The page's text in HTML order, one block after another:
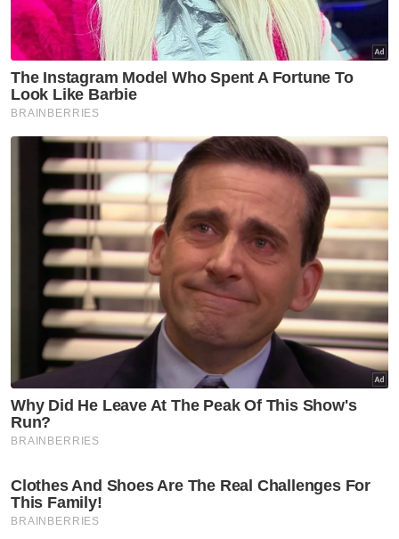
Nasional
SOP lapangan terbang wajar
diselaras semula segera
Nasional
terajui AI dalam ekosistem
pendidikan
Nasional
F1: Anwar jumpa Pengarah
Eksekutif GP Singapura teliti
amalan terbaik
Nasional
RON97, RON95 tanpa subsidi,
diesel tanpa subsidi turun 5
sen